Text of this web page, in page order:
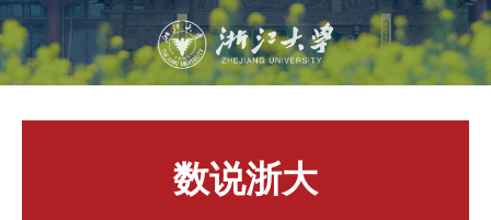
事业发展
Careers @ ZJU
支持保障
Work and Life
住房资源
数说浙大